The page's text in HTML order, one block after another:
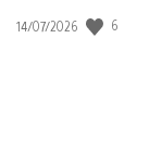
Fecha
14/07/2026 6